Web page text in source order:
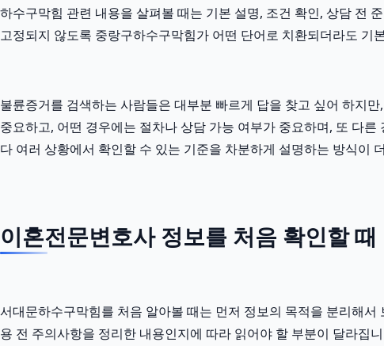
하수구막힘 관련 내용을 살펴볼 때는 기본 설명, 조건 확인, 상담 전
고정되지 않도록 중랑구하수구막힘가 어떤 단어로 치환되더라도 기
불륜증거를 검색하는 사람들은 대부분 빠르게 답을 찾고 싶어 하지
중요하고, 어떤 경우에는 절차나 상담 가능 여부가 중요하며, 또 다
다 여러 상황에서 확인할 수 있는 기준을 차분하게 설명하는 방식이
이혼전문변호사 정보를 처음 확인할 때
서대문하수구막힘를 처음 알아볼 때는 먼저 정보의 목적을 분리해
용 전 주의사항을 정리한 내용인지에 따라 읽어야 할 부분이 달라집